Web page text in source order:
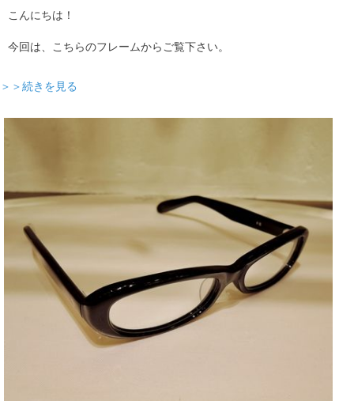
こんにちは！
今回は、こちらのフレームからご覧下さい。
＞＞続きを見る